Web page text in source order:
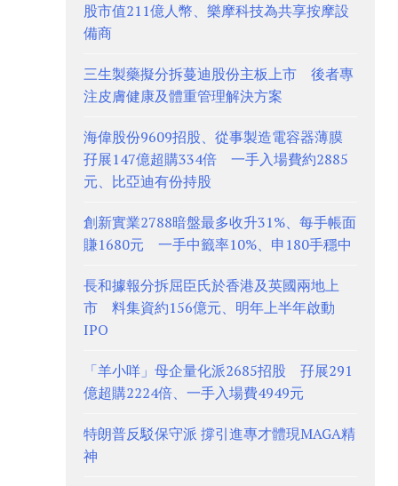
股市值211億人幣、樂摩科技為共享按摩設
備商
三生製藥擬分拆蔓迪股份主板上市 後者專
注皮膚健康及體重管理解決方案
海偉股份9609招股、從事製造電容器薄膜
孖展147億超購334倍 一手入場費約2885
元、比亞迪有份持股
創新實業2788暗盤最多收升31%、每手帳面
賺1680元 一手中籤率10%、申180手穩中
長和據報分拆屈臣氏於香港及英國兩地上
市 料集資約156億元、明年上半年啟動
IPO
「羊小咩」母企量化派2685招股 孖展291
億超購2224倍、一手入場費4949元
特朗普反駁保守派 撐引進專才體現MAGA精
神